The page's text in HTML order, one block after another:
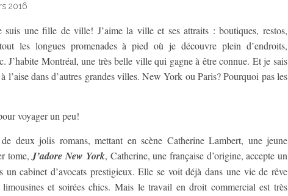
2016
suis une fille de ville! J’aime la ville et ses attraits : boutiques, restos,
les longues promenades à pied où je découvre plein d’endroits,
J’habite Montréal, une très belle ville qui gagne à être connue. Et je sais
l’aise dans d’autres grandes villes. New York ou Paris? Pourquoi pas les
voyager un peu!
deux jolis romans, mettant en scène Catherine Lambert, une jeune
tome, J’adore New York, Catherine, une française d’origine, accepte un
cabinet d’avocats prestigieux. Elle se voit déjà dans une vie de rêve
limousines et soirées chics. Mais le travail en droit commercial est très